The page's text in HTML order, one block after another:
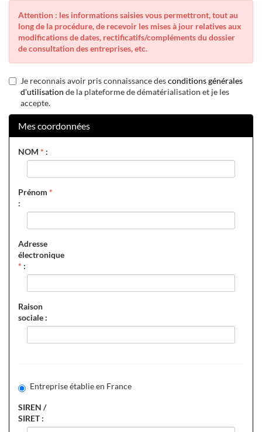
Attention : les informations saisies vous permettront, tout au
long de la procédure, de recevoir les mises à jour relatives aux
modifications de dates, rectificatifs/compléments du dossier
de consultation des entreprises, etc.
Je reconnais avoir pris connaissance desconditions générales
d'utilisation de la plateforme de dématérialisation et je les
accepte.
Mes coordonnées
NOM * :
Prénom *
:
Adresse
électronique
* :
Raison
sociale :
Entreprise établie en France
SIREN /
SIRET :